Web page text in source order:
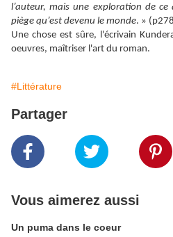
l’auteur, mais une exploration de
piège qu’est devenu le monde. »
Une chose est sûre, l'écrivain
oeuvres, maîtriser l'art du roman.
#Littérature
Partager
Vous aimerez aussi
Un puma dans le coeur